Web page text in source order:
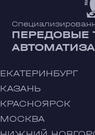
ПЕРЕДОВЫЕ
ЕКАТЕРИНБУРГ
КАЗАНЬ
КРАСНОЯРСК
МОСКВА